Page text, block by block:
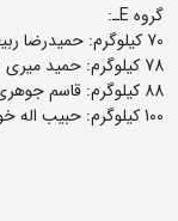
گروه Eـ:
70 کیلوگرم: حمیدرضا ربیعی (طلا)
78 کیلوگرم: حمید میری (برنز)
88 کیلوگرم: قاسم جوهری (برنز)
100 کیلوگرم: حبیب اله خواجه وند (نقره)